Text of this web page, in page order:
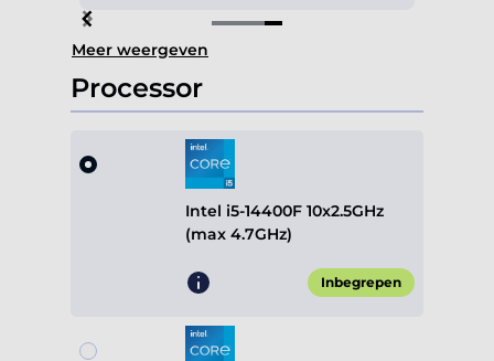
Item
4
of
4
Meer weergeven
Processor
Intel i5-14400F 10x2.5GHz
(max 4.7GHz)
Inbegrepen